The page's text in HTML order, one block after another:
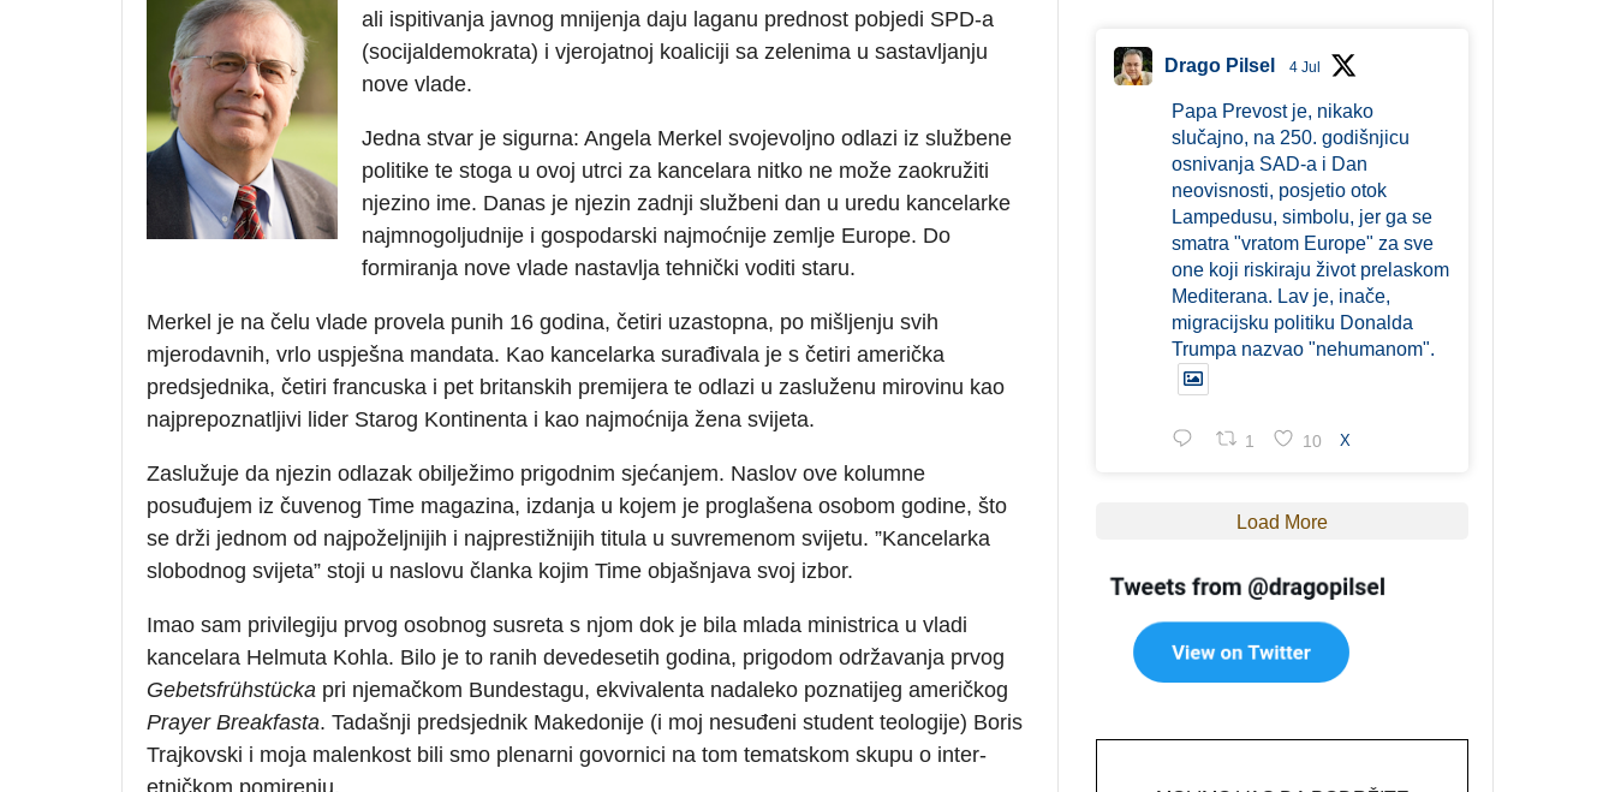
ali ispitivanja javnog mnijenja daju laganu prednost pobjedi SPD-a
(socijaldemokrata) i vjerojatnoj koaliciji sa zelenima u sastavljanju
nove vlade.
Jedna stvar je sigurna: Angela Merkel svojevoljno odlazi iz službene
politike te stoga u ovoj utrci za kancelara nitko ne može zaokružiti
njezino ime. Danas je njezin zadnji službeni dan u uredu kancelarke
najmnogoljudnije i gospodarski najmoćnije zemlje Europe. Do
formiranja nove vlade nastavlja tehnički voditi staru.
Merkel je na čelu vlade provela punih 16 godina, četiri uzastopna, po mišljenju svih
mjerodavnih, vrlo uspješna mandata. Kao kancelarka surađivala je s četiri američka
predsjednika, četiri francuska i pet britanskih premijera te odlazi u zasluženu mirovinu kao
najprepoznatljivi lider Starog Kontinenta i kao najmoćnija žena svijeta.
Zaslužuje da njezin odlazak obilježimo prigodnim sjećanjem. Naslov ove kolumne
posuđujem iz čuvenog Time magazina, izdanja u kojem je proglašena osobom godine, što
se drži jednom od najpoželjnijih i najprestižnijih titula u suvremenom svijetu. ”Kancelarka
slobodnog svijeta” stoji u naslovu članka kojim Time objašnjava svoj izbor.
Imao sam privilegiju prvog osobnog susreta s njom dok je bila mlada ministrica u vladi
kancelara Helmuta Kohla. Bilo je to ranih devedesetih godina, prigodom održavanja prvog
Gebetsfrühstücka pri njemačkom Bundestagu, ekvivalenta nadaleko poznatijeg američkog
Prayer Breakfasta. Tadašnji predsjednik Makedonije (i moj nesuđeni student teologije) Boris
Trajkovski i moja malenkost bili smo plenarni govornici na tom tematskom skupu o inter-
etničkom pomirenju.
Drago Pilsel 4 Jul
Papa Prevost je, nikako
slučajno, na 250. godišnjicu
osnivanja SAD-a i Dan
neovisnosti, posjetio otok
Lampedusu, simbolu, jer ga se
smatra "vratom Europe" za sve
one koji riskiraju život prelaskom
Mediterana. Lav je, inače,
migracijsku politiku Donalda
Trumpa nazvao "nehumanom".
1 10 X
Load More